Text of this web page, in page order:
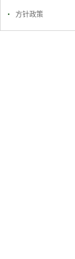
方针政策